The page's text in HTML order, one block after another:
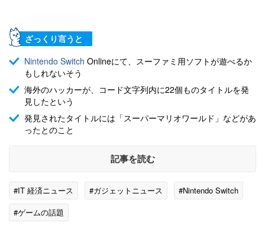
ざっくり言うと
Nintendo Switch Onlineにて、スーファミ用ソフトが遊べるか
もしれないそう
海外のハッカーが、コード文字列内に22個ものタイトルを発
見したという
発見されたタイトルには「スーパーマリオワールド」などがあ
ったとのこと
記事を読む
#IT 経済ニュース #ガジェットニュース
#Nintendo Switch
#ゲームの話題